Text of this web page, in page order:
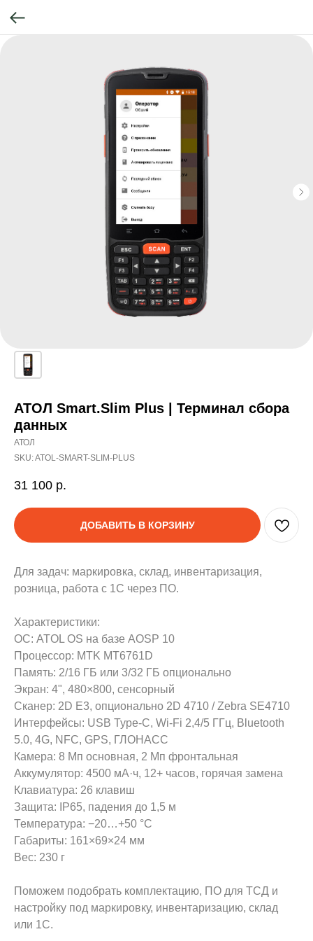
АТОЛ Smart.Slim Plus | Терминал сбора
данных
АТОЛ
SKU:ATOL-SMART-SLIM-PLUS
31 100 р.
ДОБАВИТЬ В КОРЗИНУ
Для задач: маркировка, склад, инвентаризация,
розница, работа с 1С через ПО.
Характеристики:
ОС: ATOL OS на базе AOSP 10
Процессор: MTK MT6761D
Память: 2/16 ГБ или 3/32 ГБ опционально
Экран: 4", 480×800, сенсорный
Сканер: 2D E3, опционально 2D 4710 / Zebra SE4710
Интерфейсы: USB Type-C, Wi‑Fi 2,4/5 ГГц, Bluetooth
5.0, 4G, NFC, GPS, ГЛОНАСС
Камера: 8 Мп основная, 2 Мп фронтальная
Аккумулятор: 4500 мА·ч, 12+ часов, горячая замена
Клавиатура: 26 клавиш
Защита: IP65, падения до 1,5 м
Температура: −20…+50 °C
Габариты: 161×69×24 мм
Вес: 230 г
Поможем подобрать комплектацию, ПО для ТСД и
настройку под маркировку, инвентаризацию, склад
или 1С.